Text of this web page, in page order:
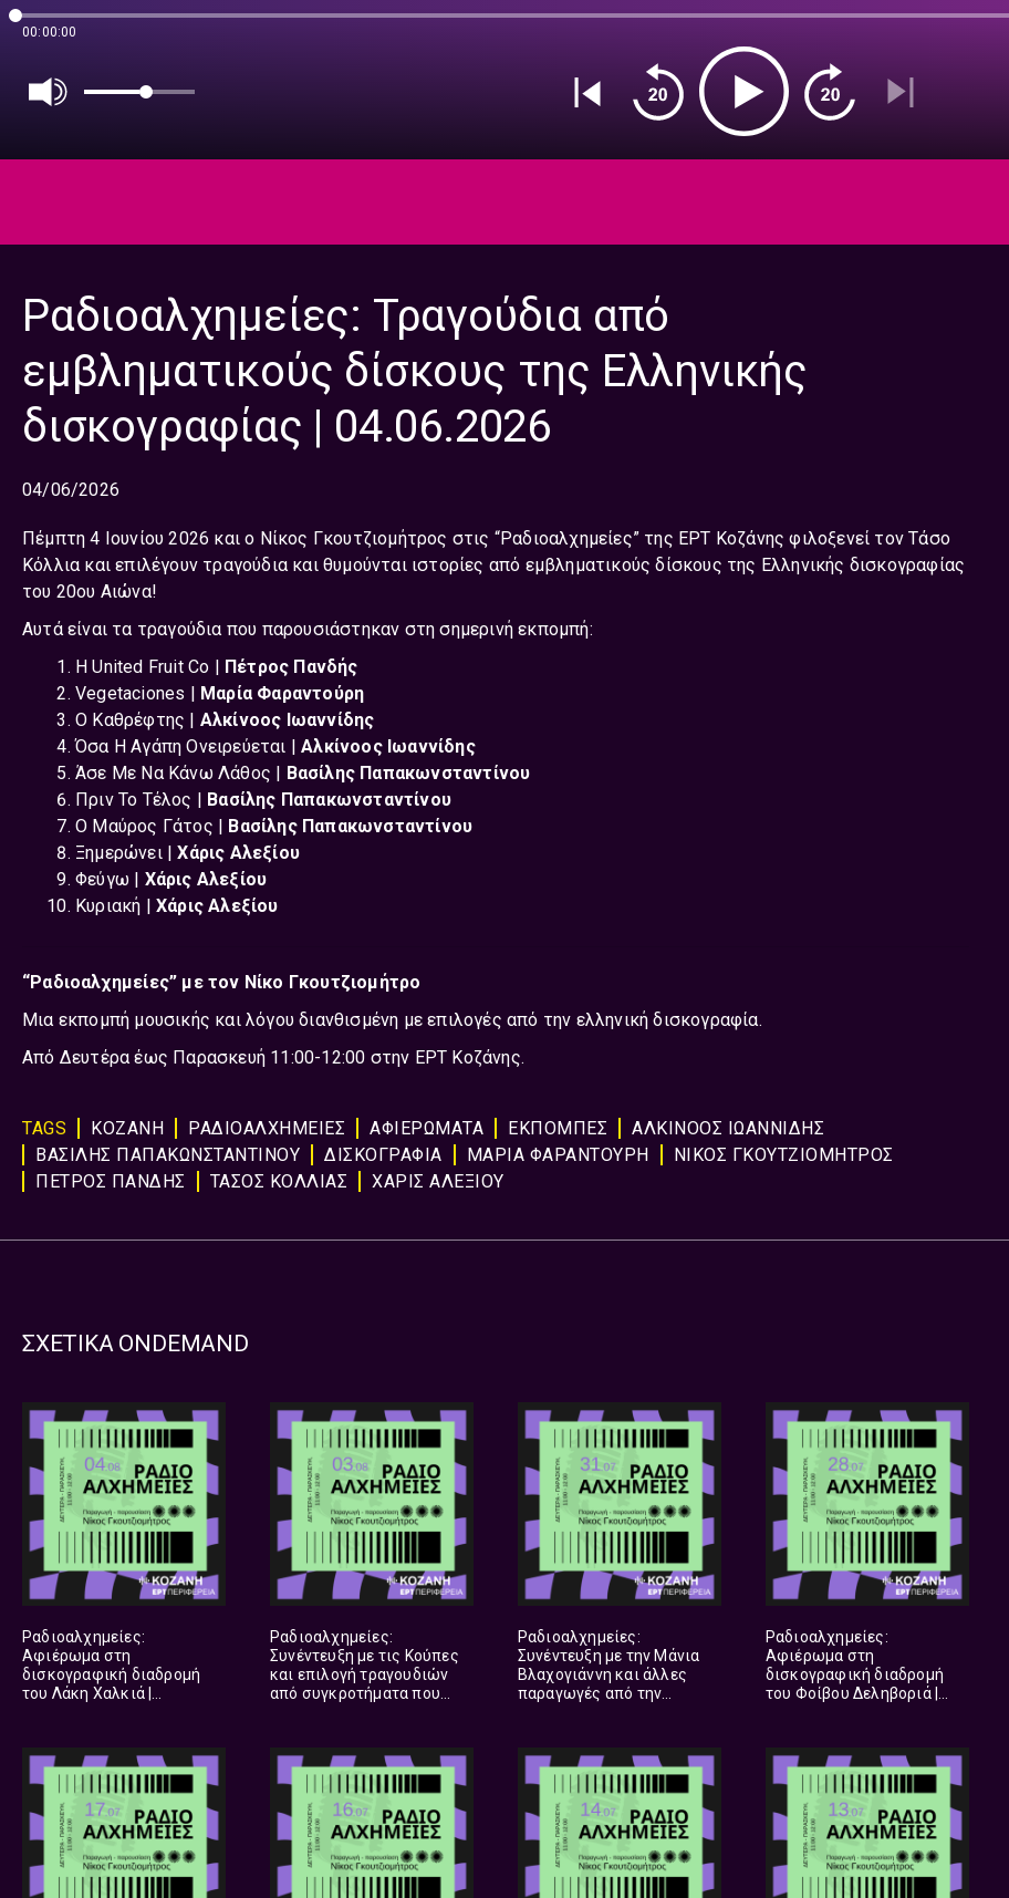
00:00:00
Ραδιοαλχημείες: Τραγούδια από
εμβληματικούς δίσκους της Ελληνικής
δισκογραφίας | 04.06.2026
04/06/2026
Πέμπτη 4 Ιουνίου 2026 και ο Νίκος Γκουτζιομήτρος στις “Ραδιοαλχημείες” της ΕΡΤ Κοζάνης φιλοξενεί τον Τάσο
Κόλλια και επιλέγουν τραγούδια και θυμούνται ιστορίες από εμβληματικούς δίσκους της Ελληνικής δισκογραφίας
του 20ου Αιώνα!
Αυτά είναι τα τραγούδια που παρουσιάστηκαν στη σημερινή εκπομπή:
Η United Fruit Co | Πέτρος Πανδής
Vegetaciones | Μαρία Φαραντούρη
Ο Καθρέφτης | Αλκίνοος Ιωαννίδης
Όσα Η Αγάπη Ονειρεύεται |Αλκίνοος Ιωαννίδης
Άσε Με Να Κάνω Λάθος | Βασίλης Παπακωνσταντίνου
Πριν Το Τέλος | Βασίλης Παπακωνσταντίνου
Ο Μαύρος Γάτος | Βασίλης Παπακωνσταντίνου
Ξημερώνει |Χάρις Αλεξίου
Φεύγω | Χάρις Αλεξίου
Κυριακή | Χάρις Αλεξίου
“Ραδιοαλχημείες” με τον Νίκο Γκουτζιομήτρο
Μια εκπομπή μουσικής και λόγου διανθισμένη με επιλογές από την ελληνική δισκογραφία.
Από Δευτέρα έως Παρασκευή 11:00-12:00 στην ΕΡΤ Κοζάνης.
TAGS ΚΟΖΑΝΗ ΡΑΔΙΟΑΛΧΗΜΕΙΕΣ ΑΦΙΕΡΏΜΑΤΑ ΕΚΠΟΜΠΈΣ
ΑΛΚΙΝΟΟΣ ΙΩΑΝΝΙΔΗΣ
ΒΑΣΙΛΗΣ ΠΑΠΑΚΩΝΣΤΑΝΤΙΝΟΥ
ΔΙΣΚΟΓΡΑΦΙΑ ΜΑΡΙΑ ΦΑΡΑΝΤΟΥΡΗ
ΝΙΚΟΣ ΓΚΟΥΤΖΙΟΜΗΤΡΟΣ
ΠΕΤΡΟΣ ΠΑΝΔΗΣ
ΤΑΣΟΣ ΚΟΛΛΙΑΣ ΧΑΡΙΣ ΑΛΕΞΙΟΥ
ΣΧΕΤΙΚΑ ONDEMAND
Ραδιοαλχημείες:
Αφιέρωμα στη
δισκογραφική διαδρομή
του Λάκη Χαλκιά |
Ραδιοαλχημείες:
Συνέντευξη με τις Κούπες
και επιλογή τραγουδιών
από συγκροτήματα που
Ραδιοαλχημείες:
Συνέντευξη με την Μάνια
Βλαχογιάννη και άλλες
παραγωγές από την
Ραδιοαλχημείες:
Αφιέρωμα στη
δισκογραφική διαδρομή
του Φοίβου Δεληβοριά |